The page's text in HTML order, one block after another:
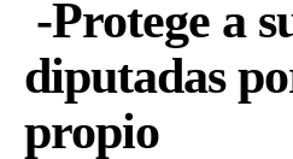
-Protege a
diputadas
propio